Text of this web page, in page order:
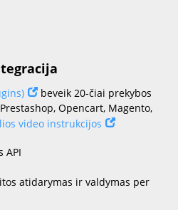
beveik 20-čiai prekybos
Opencart, Magento,
video instrukcijos
API
atidarymas ir valdymas per